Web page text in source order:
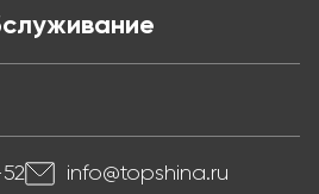
info@topshina.ru